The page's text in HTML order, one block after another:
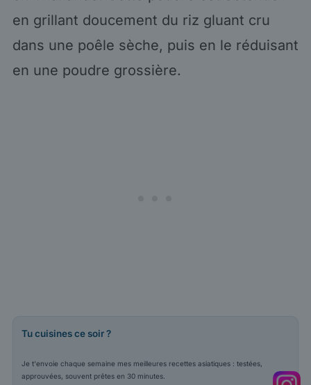
en grillant doucement du riz gluant cru
dans une poêle sèche, puis en le réduisant
en une poudre grossière.
Tu cuisines ce soir ?
Je t'envoie chaque semaine mes meilleures recettes asiatiques : testées,
approuvées, souvent prêtes en 30 minutes.